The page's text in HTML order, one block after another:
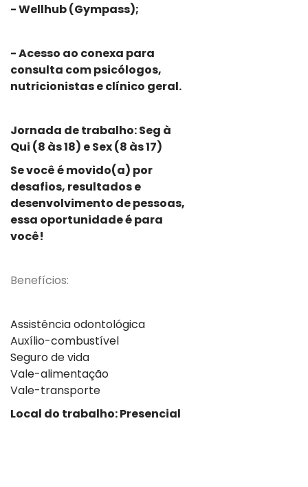
- Wellhub (Gympass);
- Acesso ao conexa para
consulta com psicólogos,
nutricionistas e clínico geral.
Jornada de trabalho: Seg à
Qui (8 às 18) e Sex (8 às 17)
Se você é movido(a) por
desafios, resultados e
desenvolvimento de pessoas,
essa oportunidade é para
você!
Benefícios:
Assistência odontológica
Auxílio-combustível
Seguro de vida
Vale-alimentação
Vale-transporte
Local do trabalho: Presencial